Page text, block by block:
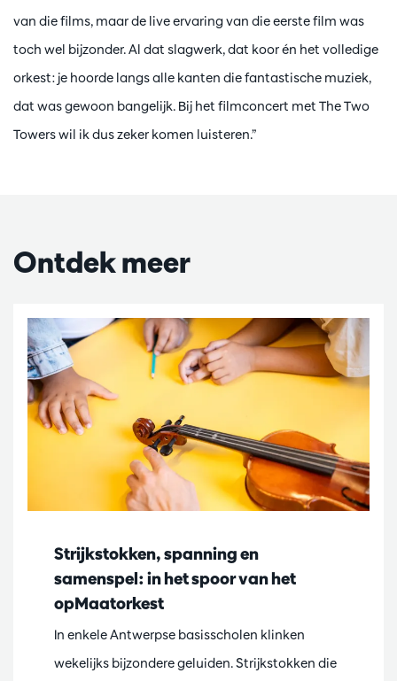
van die films, maar de live ervaring van die eerste film was
toch wel bijzonder. Al dat slagwerk, dat koor én het volledige
orkest: je hoorde langs alle kanten die fantastische muziek,
dat was gewoon bangelijk. Bij het filmconcert met The Two
Towers wil ik dus zeker komen luisteren.”
Ontdek meer
Strijkstokken, spanning en
samenspel: in het spoor van het
opMaatorkest
In enkele Antwerpse basisscholen klinken
wekelijks bijzondere geluiden. Strijkstokken die